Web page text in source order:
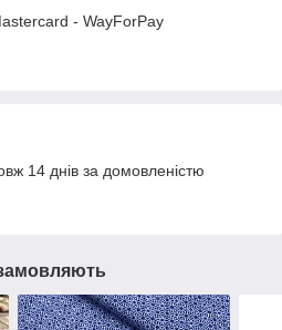
- WayForPay
14 днів за домовленістю